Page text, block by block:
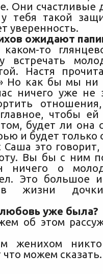
Они счастливые
тебя такой
уверенность.
ожидают
то
встречать
Настя
Но как бы мы ни
ничего уже не
чтобы
будет ли она
и будет только
Саша это
Вы бы с ним
ничего о
Это большое
жизни дочки
уже была?
об этом
женихом никто
можем сказать.